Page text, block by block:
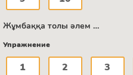
Жұмбаққа толы әлем …
Упражнение
1 2 3